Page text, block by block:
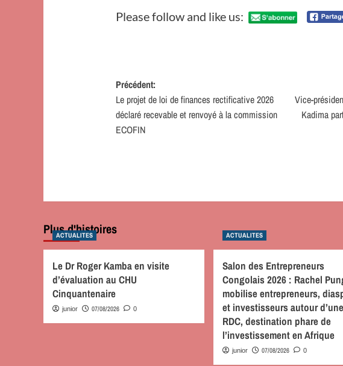
Please follow and like us:
Navigation
d’article
Précédent:
Le projet de loi de finances rectificative 2026
déclaré recevable et renvoyé à la commission
ECOFIN
Vice-
Kadima
Plus d'histoires
ACTUALITES
Le Dr Roger Kamba en visite
d’évaluation au CHU
Cinquantenaire
junior 07/08/2026 0
ACTUALITES
Salon des Entrepreneurs
Congolais 2026 : Rachel
mobilise entrepreneurs,
et investisseurs autour d’une
RDC, destination phare de
l’investissement en Afrique
junior 07/08/2026 0